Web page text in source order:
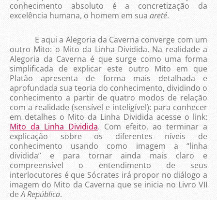
conhecimento absoluto é a concretização da
excelência humana, o homem em sua areté.
E aqui a Alegoria da Caverna converge com um
outro Mito: o Mito da Linha Dividida. Na realidade a
Alegoria da Caverna é que surge como uma forma
simplificada de explicar este outro Mito em que
Platão apresenta de forma mais detalhada e
aprofundada sua teoria do conhecimento, dividindo o
conhecimento a partir de quatro modos de relação
com a realidade (sensível e inteligível): para conhecer
em detalhes o Mito da Linha Dividida acesse o link:
Mito da Linha Dividida. Com efeito, ao terminar a
explicação sobre os diferentes níveis de
conhecimento usando como imagem a “linha
dividida” e para tornar ainda mais claro e
compreensível o entendimento de seus
interlocutores é que Sócrates irá propor no diálogo a
imagem do Mito da Caverna que se inicia no Livro VII
deA República.